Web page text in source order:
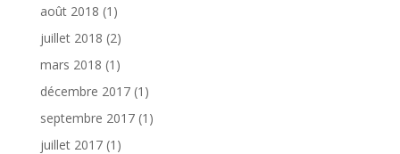
août 2018 (1)
juillet 2018 (2)
mars 2018 (1)
décembre 2017(1)
septembre 2017(1)
juillet 2017(1)